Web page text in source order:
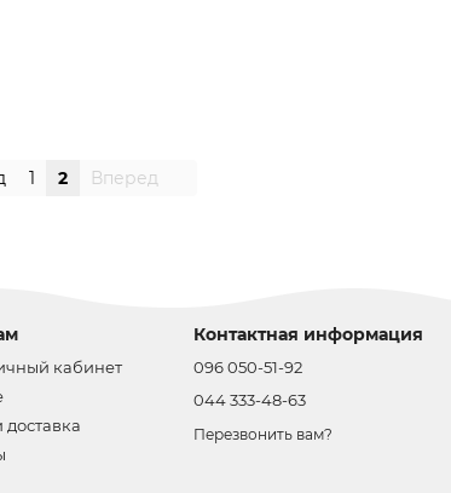
1 2 Вперед
кабинет
Контактная информация
096 050-51-92
044 333-48-63
Перезвонить вам?